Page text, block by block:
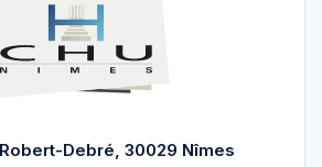
Debré, 30029 Nîmes